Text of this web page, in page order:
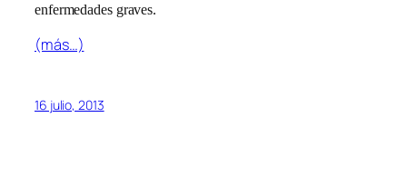
enfermedades graves.
(más…)
16 julio, 2013